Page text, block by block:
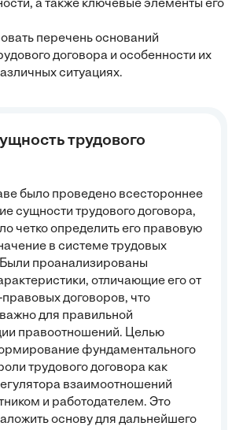
а также ключевые элементы его
перечень оснований
договора и особенности их
ситуациях.
трудового
было проведено всестороннее
сущности трудового договора,
четко определить его правовую
в системе трудовых
проанализированы
отличающие его от
договоров, что
для правильной
правоотношений. Целью
фундаментального
трудового договора как
взаимоотношений
и работодателем. Это
основу для дальнейшего